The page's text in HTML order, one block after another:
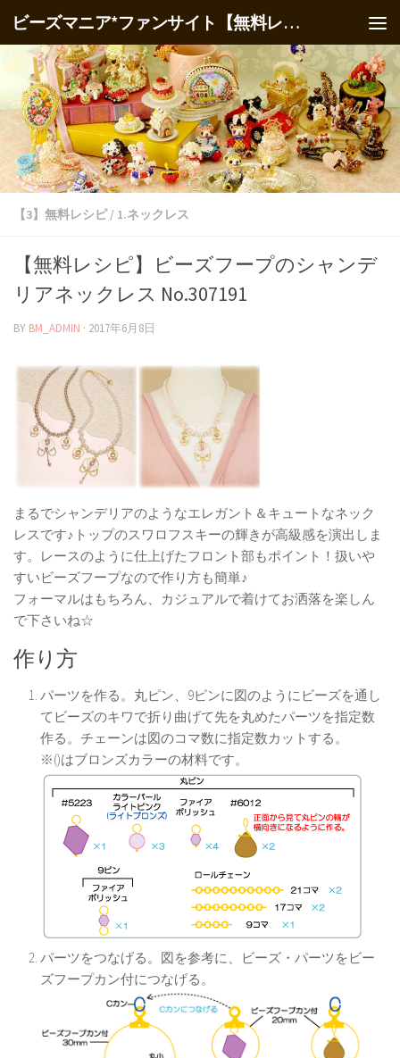
ビーズマニア*ファンサイト【無料レシピ】
【3】無料レシピ / 1.ネックレス
【無料レシピ】ビーズフープのシャンデ
リアネックレス No.307191
BY BM_ADMIN · 2017年6月8日
まるでシャンデリアのようなエレガント＆キュートなネック
レスです♪トップのスワロフスキーの輝きが高級感を演出しま
す。レースのように仕上げたフロント部もポイント！扱いや
すいビーズフープなので作り方も簡単♪
フォーマルはもちろん、カジュアルで着けてお洒落を楽しん
で下さいね☆
作り方
パーツを作る。丸ピン、9ピンに図のようにビーズを通し
てビーズのキワで折り曲げて先を丸めたパーツを指定数
作る。チェーンは図のコマ数に指定数カットする。
※()はブロンズカラーの材料です。
パーツをつなげる。図を参考に、ビーズ・パーツをビー
ズフープカン付につなげる。